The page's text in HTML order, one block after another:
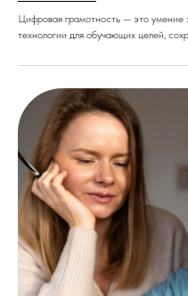
Цифровая грамотность — это умение
технологии для обучающих целей,